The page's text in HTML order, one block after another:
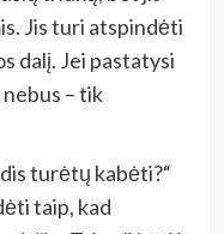
Jis turi atspindėti
dalį. Jei pastatysi
– tik
turėtų kabėti?“
taip, kad